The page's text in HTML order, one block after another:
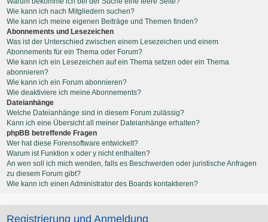
Wie kann ich nach Mitgliedern suchen?
Wie kann ich meine eigenen Beiträge und Themen finden?
Abonnements und Lesezeichen
Was ist der Unterschied zwischen einem Lesezeichen und einem
Abonnements für ein Thema oder Forum?
Wie kann ich ein Lesezeichen auf ein Thema setzen oder ein Thema
abonnieren?
Wie kann ich ein Forum abonnieren?
Wie deaktiviere ich meine Abonnements?
Dateianhänge
Welche Dateianhänge sind in diesem Forum zulässig?
Kann ich eine Übersicht all meiner Dateianhänge erhalten?
phpBB betreffende Fragen
Wer hat diese Forensoftware entwickelt?
Warum ist Funktion x oder y nicht enthalten?
An wen soll ich mich wenden, falls es Beschwerden oder juristische Anfragen
zu diesem Forum gibt?
Wie kann ich einen Administrator des Boards kontaktieren?
Registrierung und Anmeldung